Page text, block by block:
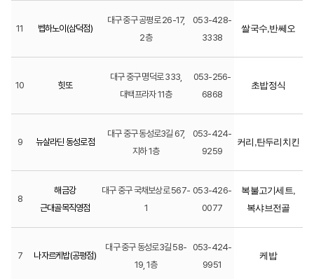
11 벱하노이(삼덕점)
대구 중구 공평로 26-17,
2층
053-428-
3338
쌀국수,반쎄오
10 힛또
대구 중구 명덕로 333,
대백프라자 11층
053-256-
6868
초밥정식
9 뉴살라딘 동성로점
대구 중구 동성로3길 67,
지하 1층
053-424-
9259
커리,탄두리치킨
8
해금강
근대골목직영점
대구 중구 국채보상로 567-
1
053-426-
0077
복불고기세트,
복샤브전골
7 나자르케밥(공평점)
대구 중구 동성로3길 58-
19, 1층
053-424-
9951
케밥